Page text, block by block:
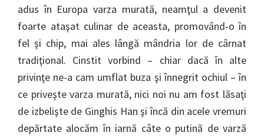
adus în Europa varza murată, neamţul a devenit
foarte ataşat culinar de aceasta, promovând-o în
fel şi chip, mai ales lângă mândria lor de cârnat
tradiţional. Cinstit vorbind – chiar dacă în alte
privinţe ne-a cam umflat buza şi înnegrit ochiul – în
ce priveşte varza murată, nici noi nu am fost lăsaţi
de izbelişte de Ginghis Han şi încă din acele vremuri
depărtate alocăm în iarnă câte o putină de varză